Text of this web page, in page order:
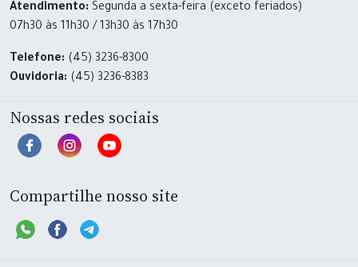
Atendimento: Segunda a sexta-feira (exceto feriados)
07h30 às 11h30 / 13h30 às 17h30
Telefone: (45) 3236-8300
Ouvidoria: (45) 3236-8383
Nossas redes sociais
Compartilhe nosso site